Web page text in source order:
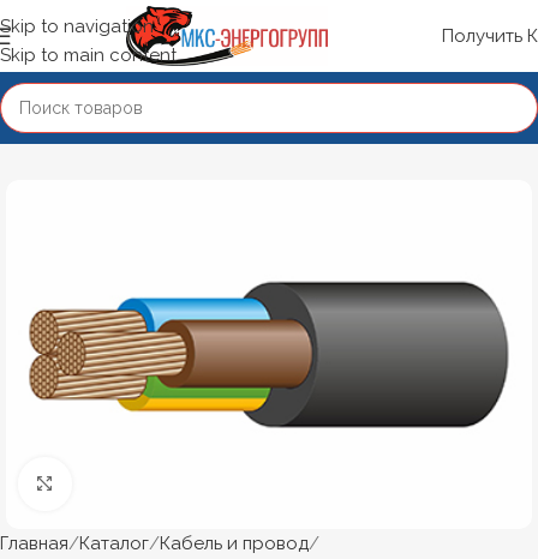
Skip to navigation
Skip to main content
Получить
Главная Каталог Кабель и провод